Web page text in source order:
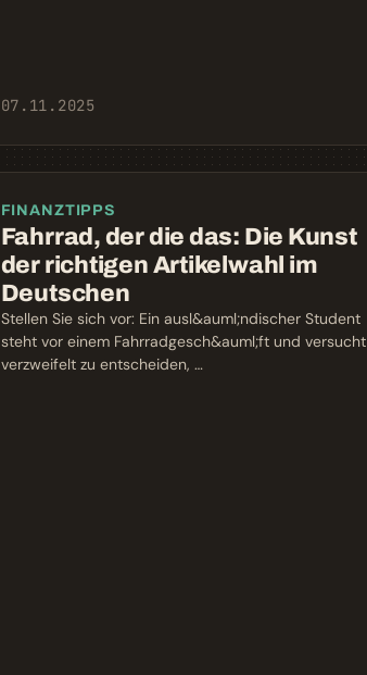
07.11.2025
FINANZTIPPS
Fahrrad, der die das: Die Kunst
der richtigen Artikelwahl im
Deutschen
Stellen Sie sich vor: Ein ausl&auml;ndischer Student
steht vor einem Fahrradgesch&auml;ft und versucht
verzweifelt zu entscheiden, …